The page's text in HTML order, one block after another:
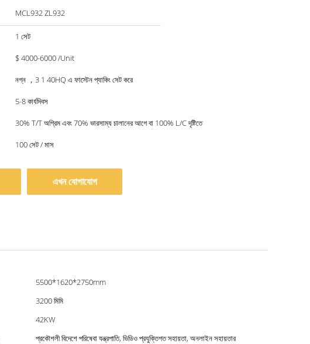
MCL932 ZL932
1 সেট
$ 4000-6000 /Unit
নগ্ন ，3 1 40HQ এ ফাস্টেন প্যাকিং সেট করে
5-8 কার্যদিবস
30% T/T অগ্রিম এবং 70% ভারসাম্য চালানের আগে বা 100% L/C দৃষ্টিতে
100 সেট / মাস
এখন যোগাযোগ
5500*1620*2750mm
3200 মিমি
42KW
প্রকৌশলী বিদেশে পরিষেবা যন্ত্রপাতি, ভিডিও প্রযুক্তিগত সহায়তা, অনলাইন সহায়তার